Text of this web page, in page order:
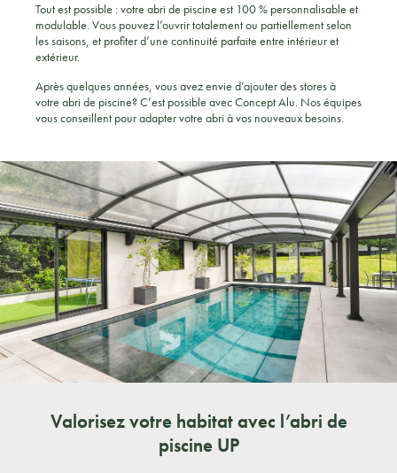
Tout est possible : votre abri de piscine est 100 % personnalisable et
modulable. Vous pouvez l’ouvrir totalement ou partiellement selon
les saisons, et profiter d’une continuité parfaite entre intérieur et
extérieur.
Après quelques années, vous avez envie d’ajouter des stores à
votre abri de piscine? C’est possible avec Concept Alu. Nos équipes
vous conseillent pour adapter votre abri à vos nouveaux besoins.
Valorisez votre habitat avec l’abri de
piscine UP